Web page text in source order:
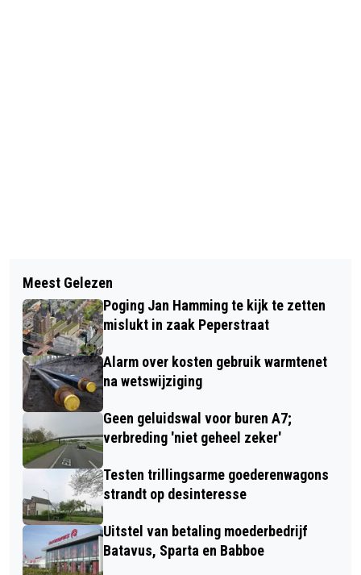
EIKENPROCESSIERUPS
GESIGNALEERD IN HET TWISKE
ZAANSTAD TOESCHOUWER BIJ
WINDMOLENGEVECHT NOORDER
IJPLAS
Meest Gelezen
Poging Jan Hamming te kijk te zetten
mislukt in zaak Peperstraat
Alarm over kosten gebruik warmtenet
na wetswijziging
Geen geluidswal voor buren A7;
verbreding 'niet geheel zeker'
Testen trillingsarme goederenwagons
strandt op desinteresse
Uitstel van betaling moederbedrijf
Batavus, Sparta en Babboe